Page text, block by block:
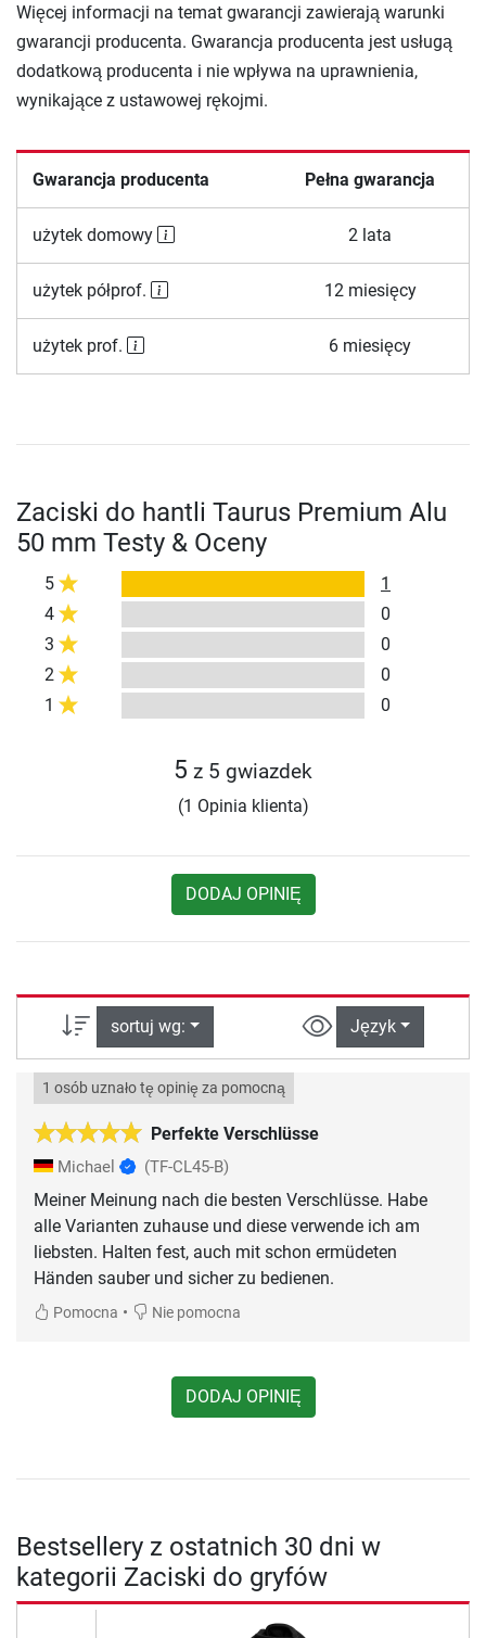
Więcej informacji na temat gwarancji zawierają warunki
gwarancji producenta. Gwarancja producenta jest usługą
dodatkową producenta i nie wpływa na uprawnienia,
wynikające z ustawowej rękojmi.
Gwarancja producenta Pełna gwarancja
użytek domowy 2 lata
użytek półprof. 12 miesięcy
użytek prof. 6 miesięcy
Zaciski do hantli Taurus Premium Alu
50 mm Testy & Oceny
5
1
4
0
3
0
2
0
1
0
5 z 5 gwiazdek
(1 Opinia klienta)
DODAJ OPINIĘ
sortuj wg: Język
Perfekte Verschlüsse
1 osób uznało tę opinię za pomocną
Michael (TF-CL45-B)
Meiner Meinung nach die besten Verschlüsse. Habe
alle Varianten zuhause und diese verwende ich am
liebsten. Halten fest, auch mit schon ermüdeten
Händen sauber und sicher zu bedienen.
Pomocna • Nie pomocna
DODAJ OPINIĘ
Bestsellery z ostatnich 30 dni w
kategorii Zaciski do gryfów